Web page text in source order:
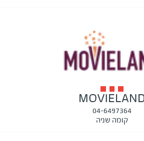
04-6497364
קומה שניה